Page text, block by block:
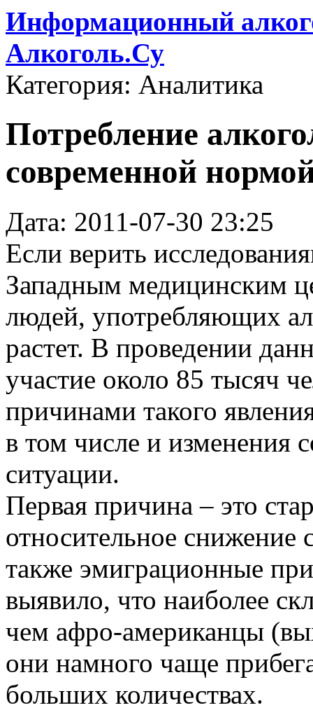
Информационный
Алкоголь.Су
Категория: Аналитика
Потребление
современной
Дата: 2011-07-30 23:25
Если верить
Западным медицинским
людей, употребляющих
растет. В проведении
участие около 85 тысяч
причинами такого
в том числе и изменения
ситуации.
Первая причина – это
относительное снижение
также эмиграционные
выявило, что наиболее
чем афро-американцы
они намного чаще
больших количествах.